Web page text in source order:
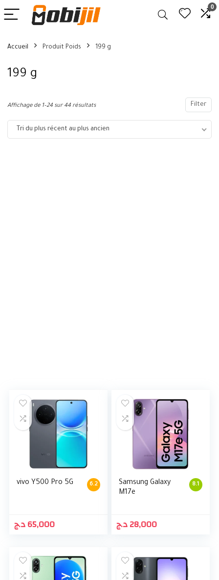
0
Accueil Produit Poids 199 g
199 g
Filter
Affichage de 1–24 sur 44 résultats
Tri du plus récent au plus ancien
6.2
vivo Y500 Pro 5G
65,000د.ج
8.1
Samsung Galaxy
M17e
28,000د.ج